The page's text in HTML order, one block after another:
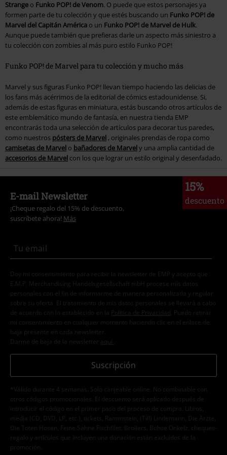
Strange o Funko POP! de Venom. O puede que estos personajes ya
formen parte de tu colección y que estés buscando un Funko POP! de
Marvel del Capitán América o un Funko POP! de Marvel de Hulk.
Aunque puede también que prefieras darle un aspecto más siniestro a
tu colección con zombies al más puro estilo Funko POP!
Funko POP! de Marvel para tu colección y mucho más
Marvel y sus figuras Funko POP! llevan tiempo haciendo las delicias de
los fans más acérrimos de la editorial de cómics estadounidense. Si,
además de estas figuras en miniatura, estás buscando otros artículos de
este emblemático mundo de fantasía, en nuestra tienda EMP
encontrarás toda una selección de artículos para decorar tus paredes,
como nuestros pósters de Marvel , originales prendas de ropa como
camisetas de Marvel o bañadores de Marvely una amplia cantidad de
accesorios de Marvel con los que lograr un estilo original y desenfadado.
15%
descuento
E-mail Newsletter
¡Cheque regalo del 15% de descuento,
suscríbete ahora! Más
Doy mi consentimiento para recibir la newsletter de EMP y acepto que
E.M.P. Merchandising Handelsgesellschaft mbH procese mis datos
personales con el fin de informarme de manera personalizada y regular
sobre su oferta. El tratamiento de mis datos personales se llevará a cabo
de acuerdo con lo establecido en la
Política de Privacidad . Puedo retirar
mi consentimiento en cualquier momento haciendo clic en el enlace de
baja presente en cada newsletter.
Darme de baja de la newsletter
aquí
Suscripción
*Válido durante 4 semanas. Solo canjeable online. No combinable con
otros códigos promocionales. El descuento será aplicado después de
introducir el código en el primer paso del proceso de compra. Libros,
media (CD, DVD, LP, etc.), tickets, Rammstein, (Till) Lindemann, Die Ärzte,
Die Toten Hosen, Feine Sahne Fischfilet, Broilers, Böhse Onkelz, cheques-
regalo y artículos que incluyen una donación están excluidos de la
promoción.